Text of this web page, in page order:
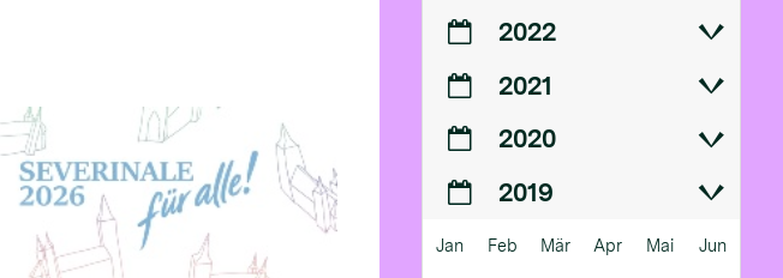
2022
2021
2020
2019
Jan Feb Mär Apr Mai Jun